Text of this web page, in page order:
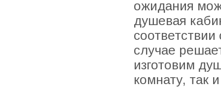
ожидания
душевая
случае
изготовим
комнату, так